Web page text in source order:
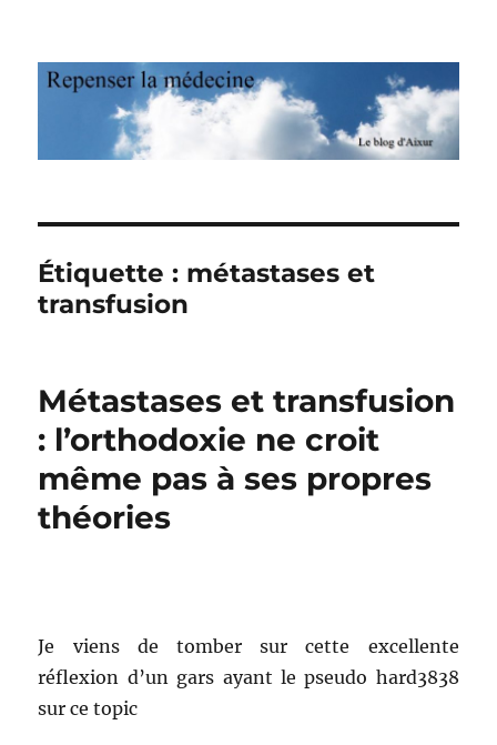
Repenser la médecine
Étiquette : métastases et
transfusion
Métastases et transfusion
: l’orthodoxie ne croit
même pas à ses propres
théories
Je viens de tomber sur cette excellente
réflexion d’un gars ayant le pseudo hard3838
sur ce topic